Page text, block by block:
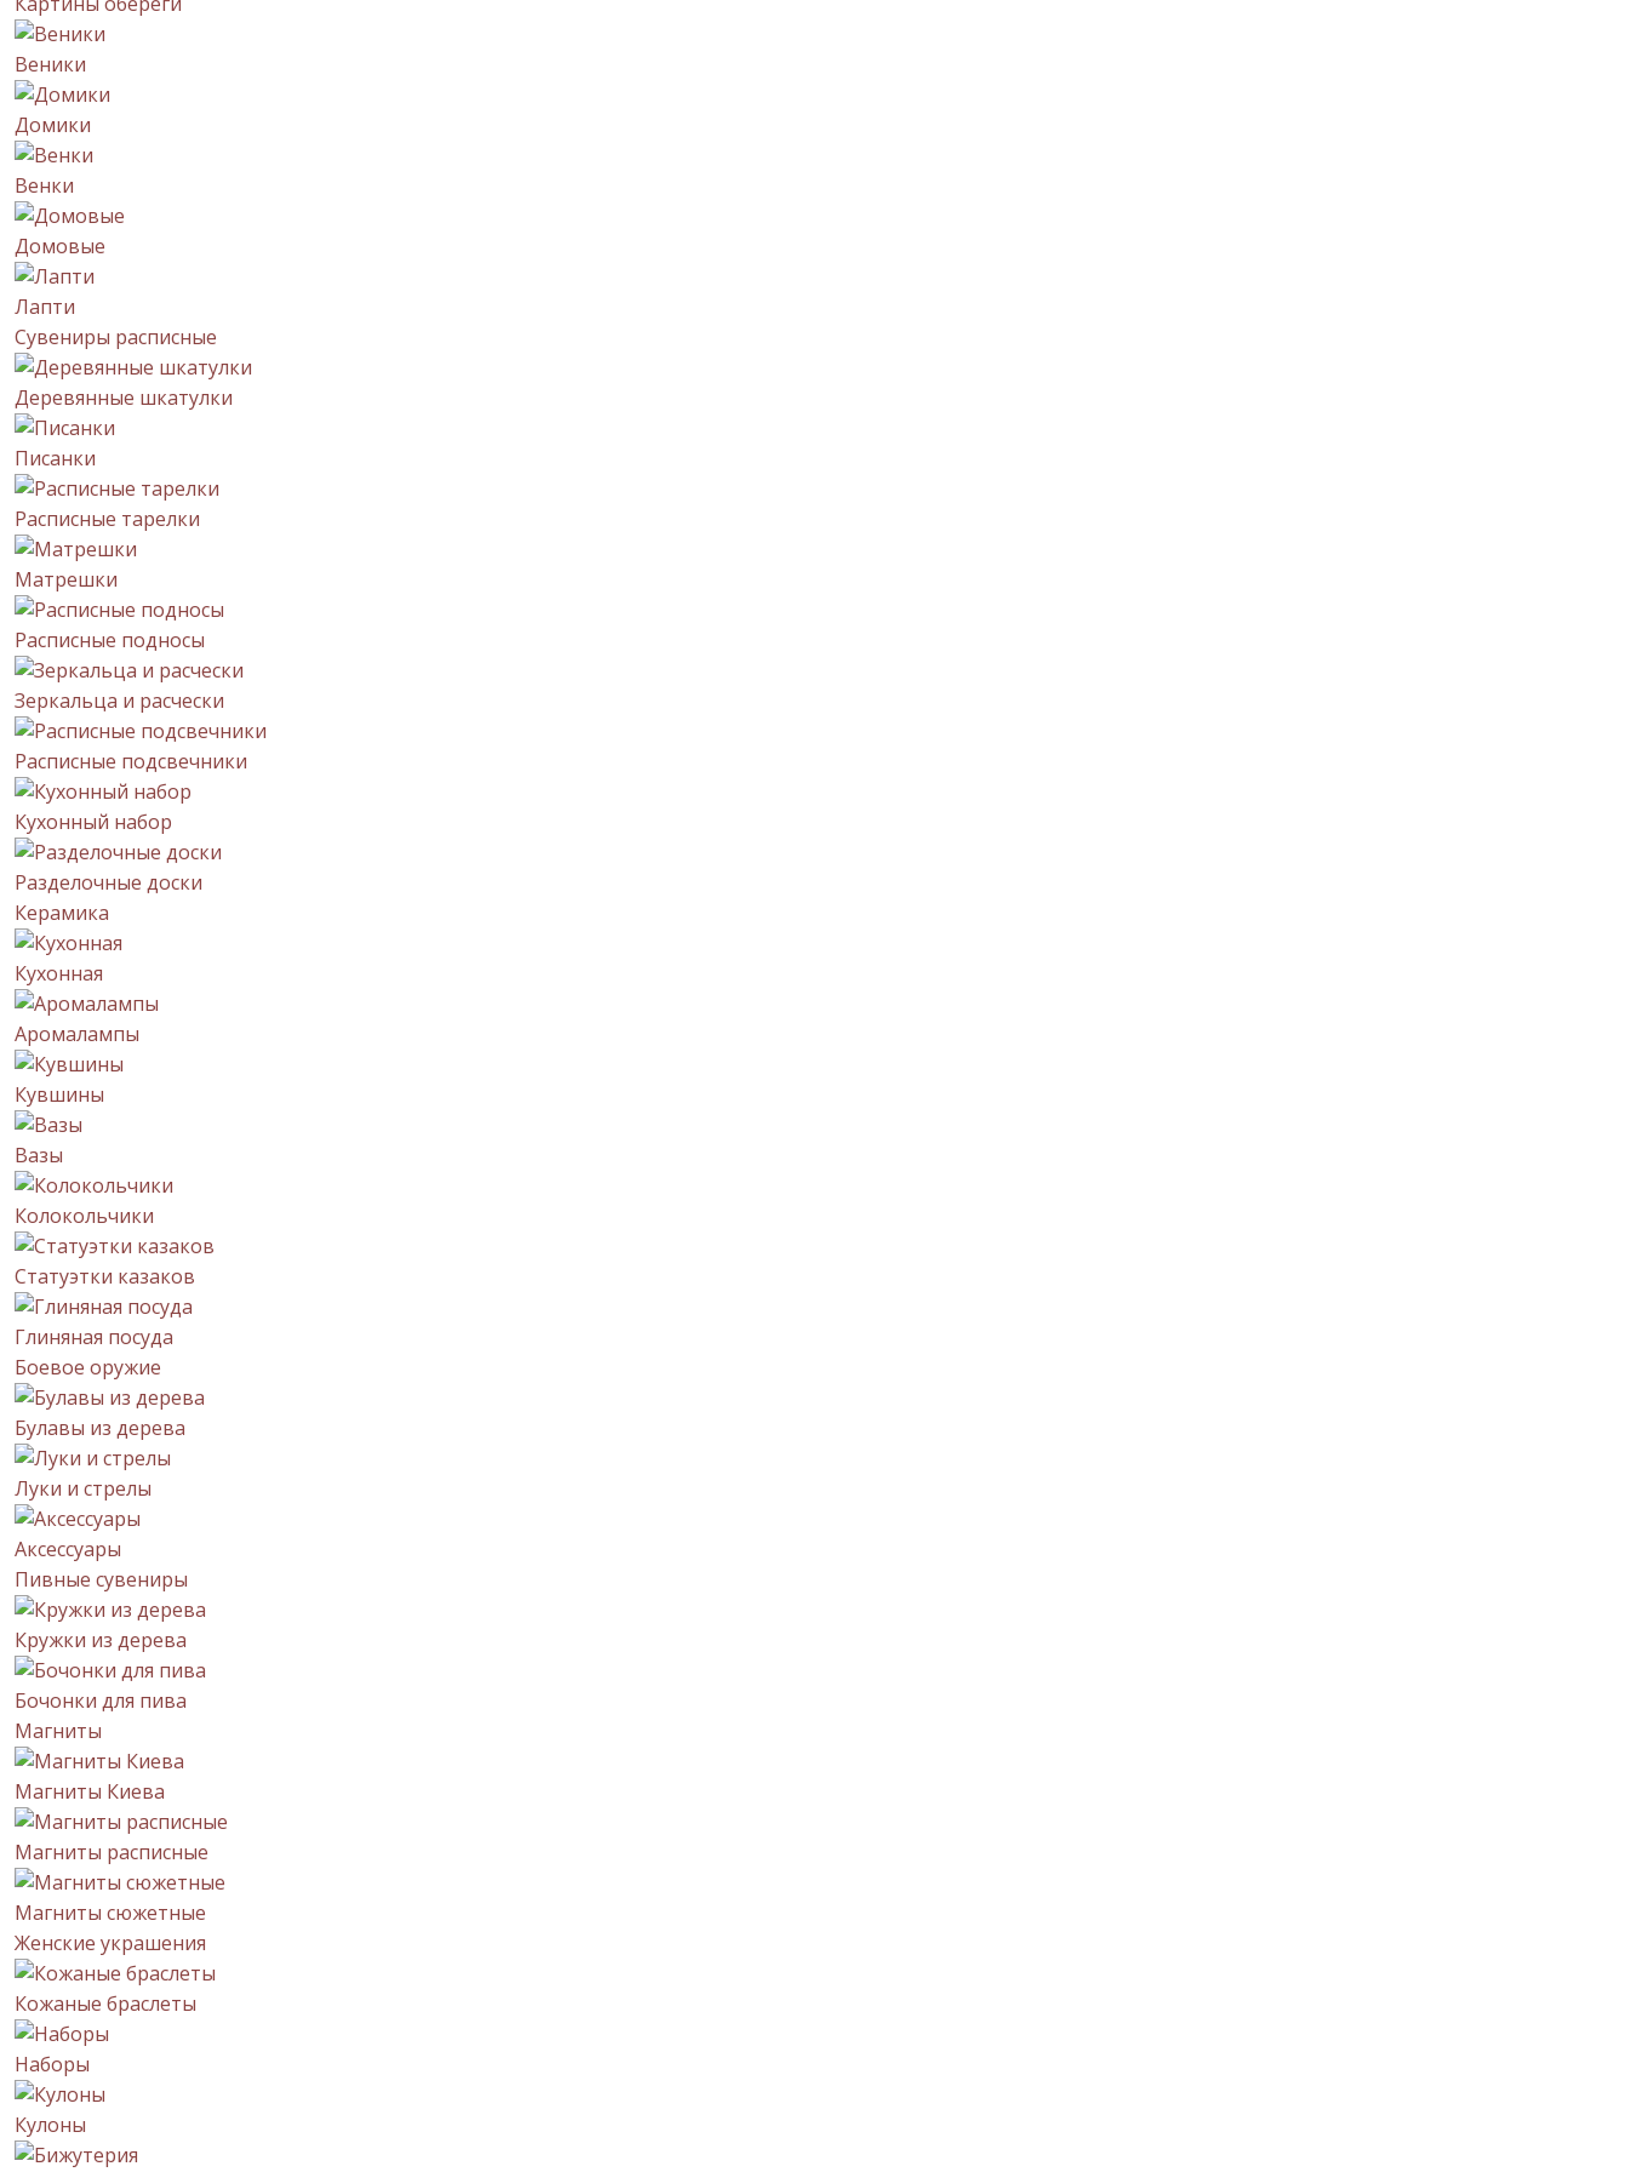
Веники
Домики
Венки
Домовые
Лапти
Сувениры расписные
Деревянные шкатулки
Писанки
Расписные тарелки
Матрешки
Расписные подносы
Зеркальца и расчески
Расписные подсвечники
Кухонный набор
Разделочные доски
Керамика
Кухонная
Аромалампы
Кувшины
Вазы
Колокольчики
Статуэтки казаков
Глиняная посуда
Боевое оружие
Булавы из дерева
Луки и стрелы
Аксессуары
Пивные сувениры
Кружки из дерева
Бочонки для пива
Магниты
Магниты Киева
Магниты расписные
Магниты сюжетные
Женские украшения
Кожаные браслеты
Наборы
Кулоны